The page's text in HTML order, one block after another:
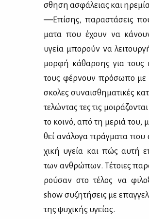
σθη­ση ασφά­λειας και
―Επί­σης, πα­ρα­στά­σεις
μα­τα που έχουν να
υγεία μπο­ρούν να
μορ­φή κά­θαρ­σης για τους
τους φέρ­νουν πρό­σω­πο
σκο­λες συ­ναι­σθη­μα­τι­κές
τε­λώ­ντας τες τις
το κοι­νό, από τη με­ριά του,
θεί ανά­λο­γα πράγ­μα­τα
χι­κή υγεία και πώς αυ­τή
των αν­θρώ­πων. Τέ­τοιες
ρού­σαν στο τέ­λος να
show συ­ζη­τή­σεις με
της ψυ­χι­κής υγεί­ας.